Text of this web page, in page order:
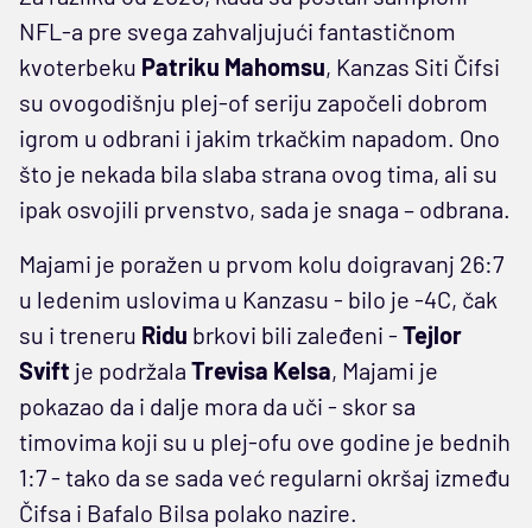
NFL-a pre svega zahvaljujući fantastičnom
kvoterbeku Patriku Mahomsu, Kanzas Siti Čifsi
su ovogodišnju plej-of seriju započeli dobrom
igrom u odbrani i jakim trkačkim napadom. Ono
što je nekada bila slaba strana ovog tima, ali su
ipak osvojili prvenstvo, sada je snaga – odbrana.
Majami je poražen u prvom kolu doigravanj 26:7
u ledenim uslovima u Kanzasu - bilo je -4C, čak
su i treneru Ridu brkovi bili zaleđeni - Tejlor
Svift je podržala Trevisa Kelsa, Majami je
pokazao da i dalje mora da uči - skor sa
timovima koji su u plej-ofu ove godine je bednih
1:7 - tako da se sada već regularni okršaj između
Čifsa i Bafalo Bilsa polako nazire.